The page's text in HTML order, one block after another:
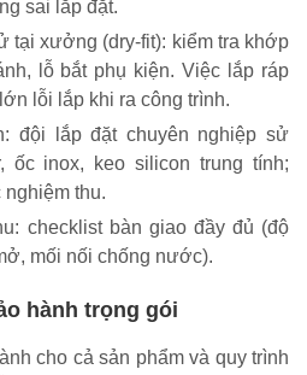
sai lắp đặt.
tại xưởng (dry-fit): kiểm tra khớp
lỗ bắt phụ kiện. Việc lắp ráp
lỗi lắp khi ra công trình.
đội lắp đặt chuyên nghiệp sử
ốc inox, keo silicon trung tính;
thu.
checklist bàn giao đầy đủ (độ
mối nối chống nước).
hành trọng gói
cho cả sản phẩm và quy trình